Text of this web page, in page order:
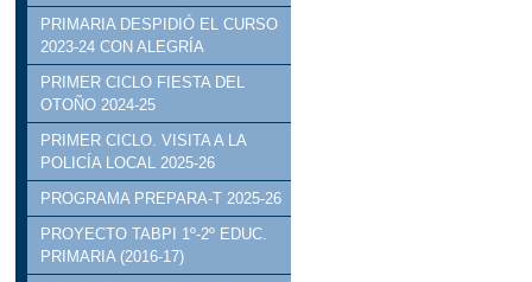
PRIMARIA DESPIDIÓ EL CURSO
2023-24 CON ALEGRÍA
PRIMER CICLO FIESTA DEL
OTOÑO 2024-25
PRIMER CICLO. VISITA A LA
POLICÍA LOCAL 2025-26
PROGRAMA PREPARA-T 2025-26
PROYECTO TABPI 1º-2º EDUC.
PRIMARIA (2016-17)